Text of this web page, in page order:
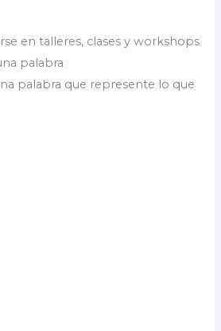
en talleres, clases y workshops
palabra
palabra que represente lo que